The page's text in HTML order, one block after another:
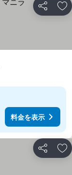
シェア お
料金を表示
シェア お